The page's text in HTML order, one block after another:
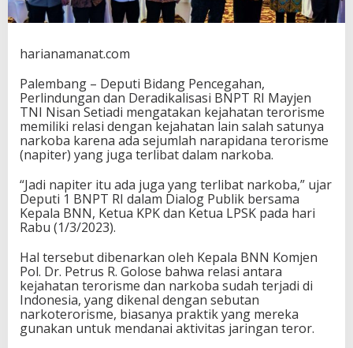
r
s
e
M
e
m
i
l
i
i
R
e
s
i
D
e
n
g
harianamanat.com
Palembang – Deputi Bidang Pencegahan,
Perlindungan dan Deradikalisasi BNPT RI Mayjen
TNI Nisan Setiadi mengatakan kejahatan terorisme
memiliki relasi dengan kejahatan lain salah satunya
narkoba karena ada sejumlah narapidana terorisme
(napiter) yang juga terlibat dalam narkoba.
“Jadi napiter itu ada juga yang terlibat narkoba,” ujar
Deputi 1 BNPT RI dalam Dialog Publik bersama
Kepala BNN, Ketua KPK dan Ketua LPSK pada hari
Rabu (1/3/2023).
Hal tersebut dibenarkan oleh Kepala BNN Komjen
Pol. Dr. Petrus R. Golose bahwa relasi antara
kejahatan terorisme dan narkoba sudah terjadi di
Indonesia, yang dikenal dengan sebutan
narkoterorisme, biasanya praktik yang mereka
gunakan untuk mendanai aktivitas jaringan teror.